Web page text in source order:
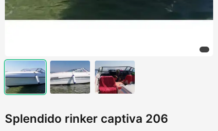
Splendido rinker captiva 206